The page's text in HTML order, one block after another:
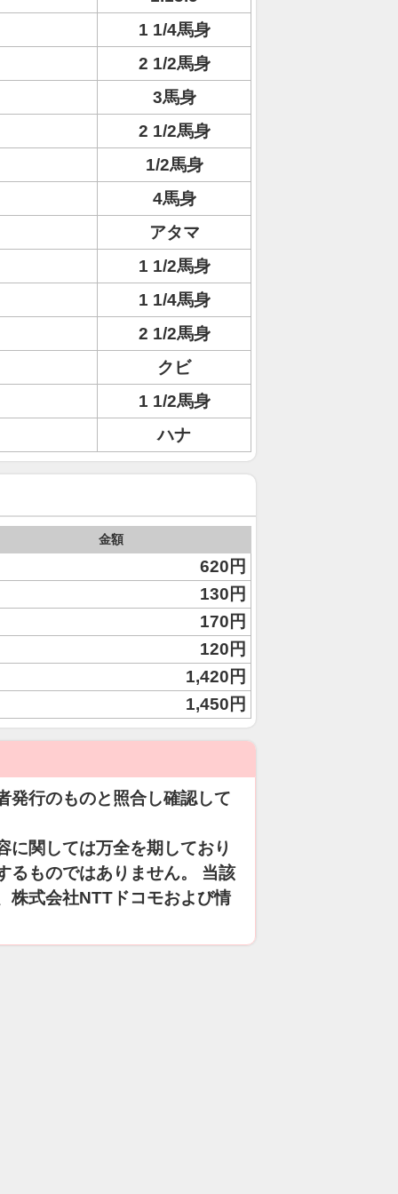
1 1/4馬身
2 1/2馬身
3馬身
2 1/2馬身
1/2馬身
4馬身
アタマ
1 1/2馬身
1 1/4馬身
2 1/2馬身
クビ
1 1/2馬身
ハナ
金額
620円
130円
170円
120円
1,420円
1,450円
発行のものと照合し確認して
に関しては万全を期しており
るものではありません。 当該
株式会社NTTドコモおよび情